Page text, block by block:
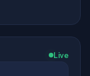
Live